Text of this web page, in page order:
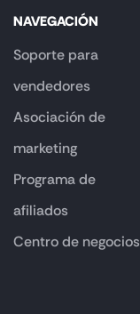
NAVEGACIÓN
Soporte para
vendedores
Asociación de
marketing
Programa de
afiliados
Centro de negocios